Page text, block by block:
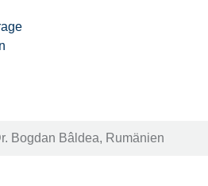
Bogdan Bâldea, Rumänien